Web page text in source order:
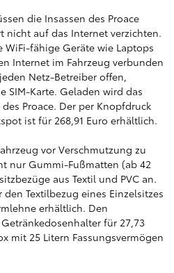
die Insassen des Proace
nicht auf das Internet verzichten.
fähige Geräte wie Laptops
Internet im Fahrzeug verbunden
Netz-Betreiber offen,
SIM-Karte. Geladen wird das
Proace. Der per Knopfdruck
ist für 268,91 Euro erhältlich.
vor Verschmutzung zu
nur Gummi-Fußmatten (ab 42
aus Textil und PVC an.
Textilbezug eines Einzelsitzes
erhältlich. Den
für 27,73
mit 25 Litern Fassungsvermögen